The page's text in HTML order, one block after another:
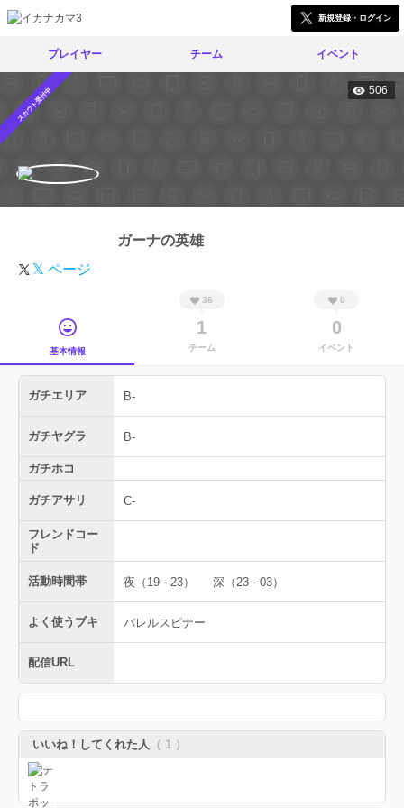
新規登録・ログイン
プレイヤー チーム イベント
スカウト受付中 506
ガーナの英雄
𝕏 ページ
基本情報
36
1
チーム
0
0
イベント
ガチエリア B-
ガチヤグラ B-
ガチホコ
ガチアサリ C-
フレンドコー
ド
活動時間帯 夜（19 - 23） 深（23 - 03）
よく使うブキ バレルスピナー
配信URL
いいね！してくれた人 （ 1 ）